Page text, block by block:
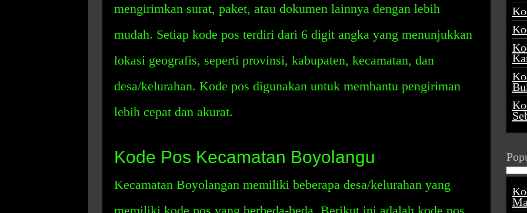
mengirimkan surat, paket, atau dokumen lainnya dengan lebih
mudah. Setiap kode pos terdiri dari 6 digit angka yang menunjukkan
lokasi geografis, seperti provinsi, kabupaten, kecamatan, dan
desa/kelurahan. Kode pos digunakan untuk membantu pengiriman
lebih cepat dan akurat.
Kode Pos Kecamatan Boyolangu
Kecamatan Boyolangan memiliki beberapa desa/kelurahan yang